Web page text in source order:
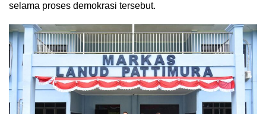
selama proses demokrasi tersebut.